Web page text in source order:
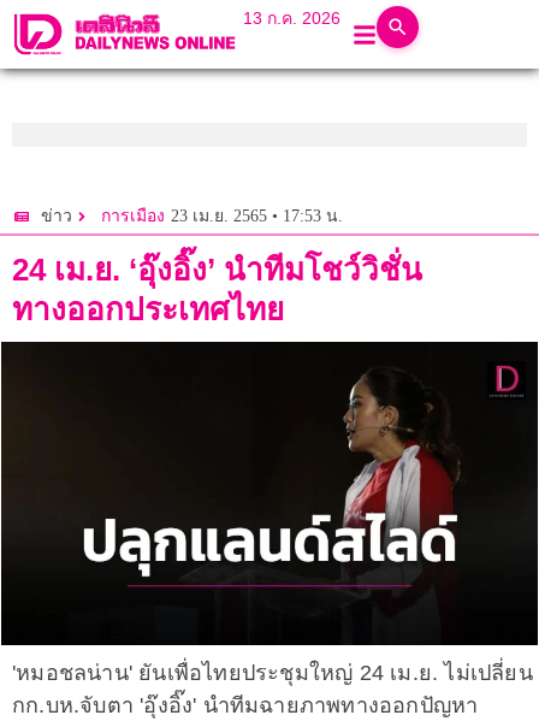
13 ก.ค. 2026
ข่าว การเมือง 23 เม.ย. 2565 • 17:53 น.
24 เม.ย. ‘อุ๊งอิ๊ง’ นำทีมโชว์วิชั่น
ทางออกประเทศไทย
'หมอชลน่าน' ยันเพื่อไทยประชุมใหญ่ 24 เม.ย. ไม่เปลี่ยน
กก.บห.จับตา 'อุ๊งอิ๊ง' นำทีมฉายภาพทางออกปัญหา